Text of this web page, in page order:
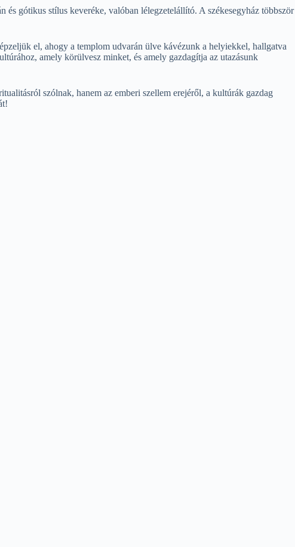
és gótikus stílus keveréke, valóban lélegzetelállító. A székesegyház többször
el, ahogy a templom udvarán ülve kávézunk a helyiekkel, hallgatva
amely körülvesz minket, és amely gazdagítja az utazásunk
szólnak, hanem az emberi szellem erejéről, a kultúrák gazdag